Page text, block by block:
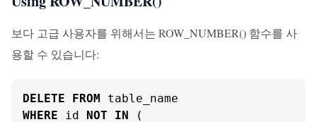
보다 고급 사용자를 위해서는 ROW_NUMBER() 함수를 사
용할 수 있습니다:
DELETE FROM
WHERE id NOT IN